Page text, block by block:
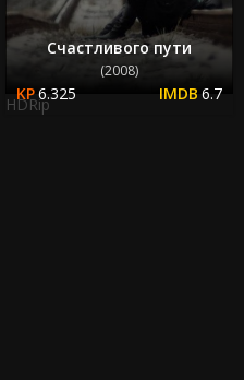
Счастливого пути
(2008)
6.325 6.7
HDRip